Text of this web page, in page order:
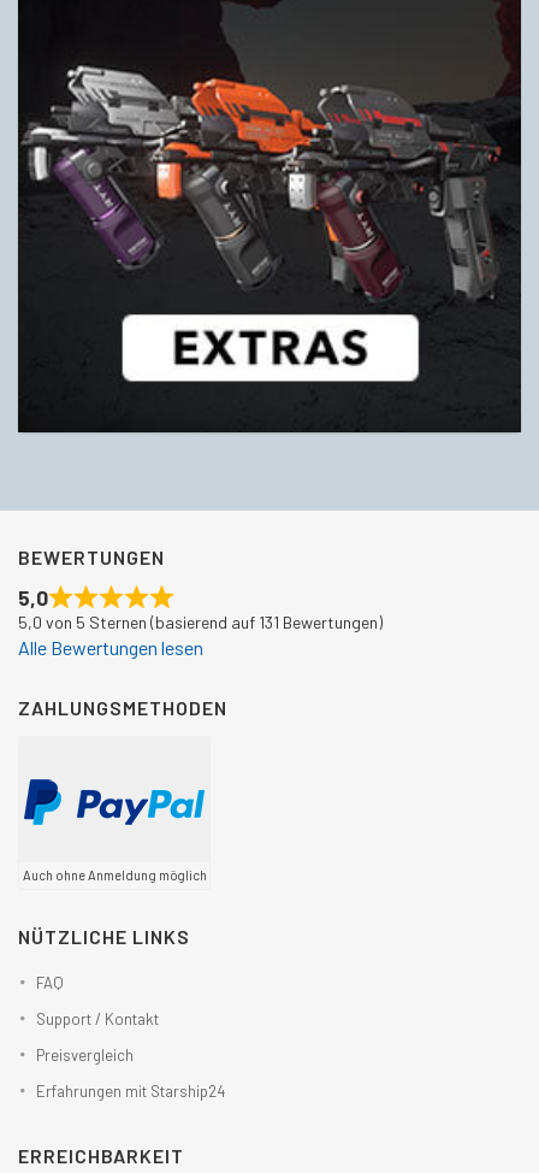
BEWERTUNGEN
5,0
5,0 von 5 Sternen (basierend auf 131 Bewertungen)
Alle Bewertungen lesen
ZAHLUNGSMETHODEN
Auch ohne Anmeldung möglich
NÜTZLICHE LINKS
FAQ
Support / Kontakt
Preisvergleich
Erfahrungen mit Starship24
ERREICHBARKEIT